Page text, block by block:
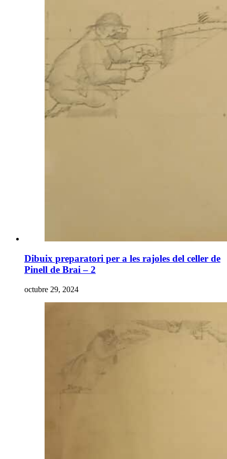
Dibuix preparatori per a les rajoles del celler de
Pinell de Brai – 2
octubre 29, 2024